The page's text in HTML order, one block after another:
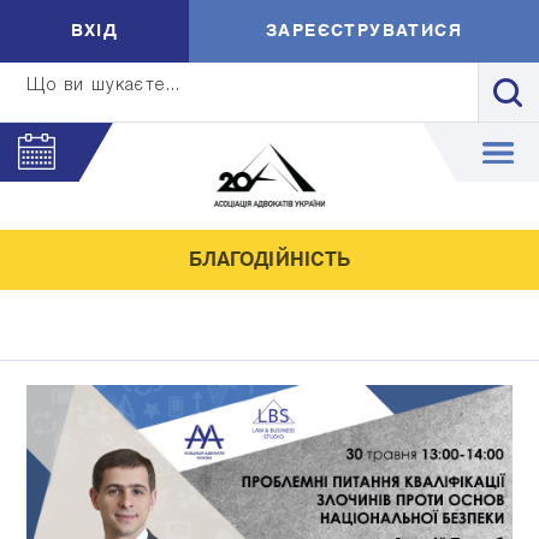
Що ви шукаєте...
ВXIД ЗАРЕЄСТРУВАТИСЯ
БЛАГОДІЙНІСТЬ